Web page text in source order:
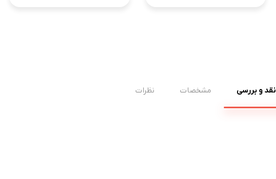
نقد و بررسی مشخصات نظرات